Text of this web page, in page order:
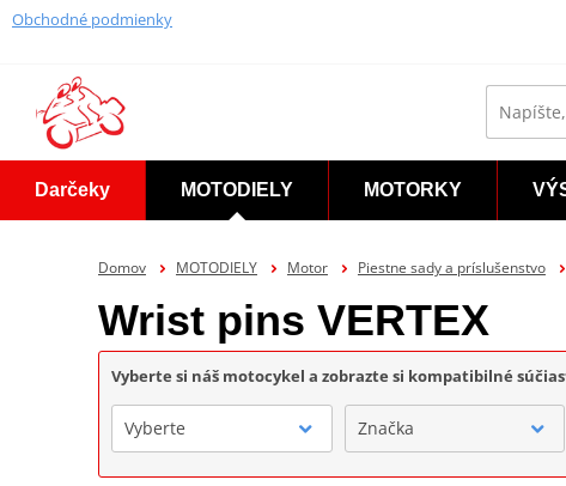
Obchodné podmienky
Darčeky MOTODIELY MOTORKY
Domov MOTODIELY Motor Piestne sady a príslušenstvo
Wrist pins VERTEX
Vyberte si náš motocykel a zobrazte si kompatibilné
Vyberte Značka